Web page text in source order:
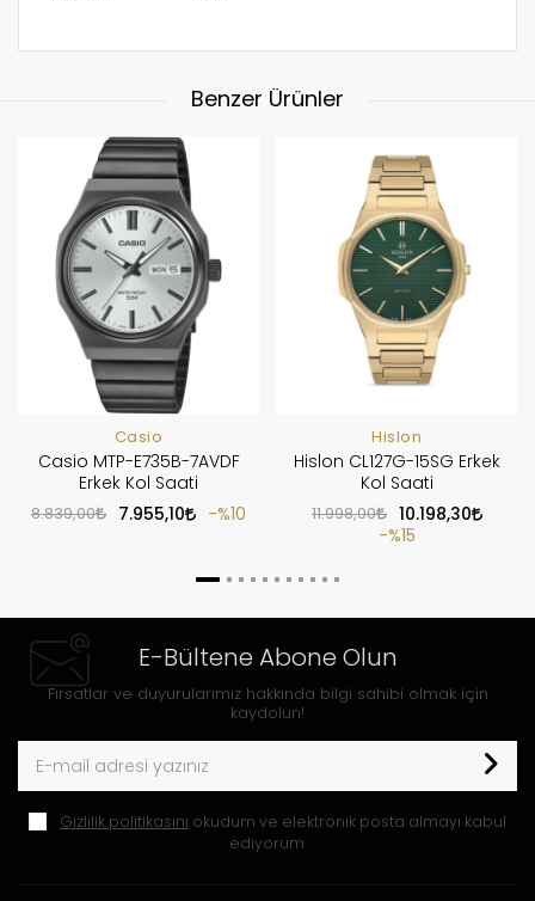
Benzer Ürünler
Casio
Casio MTP-E735B-7AVDF
Erkek Kol Saati
8.839,00 7.955,10 %10
Hislon
Hislon CL127G-15SG Erkek
Kol Saati
11.998,00
10.198,30
%15
E-Bültene Abone Olun
Fırsatlar ve duyurularımız hakkında bilgi sahibi olmak için
kaydolun!
Gizlilik politikasını okudum ve elektronik posta almayı kabul
ediyorum.